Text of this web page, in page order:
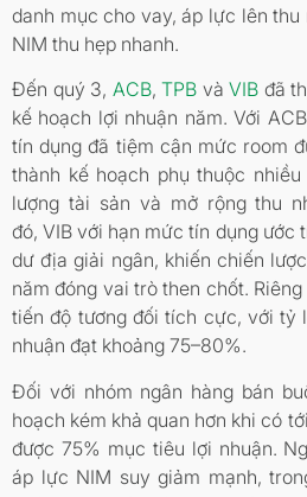
danh mục cho vay, áp lực lên
NIM thu hẹp nhanh.
Đến quý 3, ACB,TPB vàVIB đã
kế hoạch lợi nhuận năm. Với
tín dụng đã tiệm cận mức room
thành kế hoạch phụ thuộc
lượng tài sản và mở rộng thu
đó, VIB với hạn mức tín dụng ước
dư địa giải ngân, khiến chiến
năm đóng vai trò then chốt. Riêng
tiến độ tương đối tích cực, với tỷ
nhuận đạt khoảng 75–80%.
Đối với nhóm ngân hàng bán
hoạch kém khả quan hơn khi có
được 75% mục tiêu lợi nhuận.
áp lực NIM suy giảm mạnh,